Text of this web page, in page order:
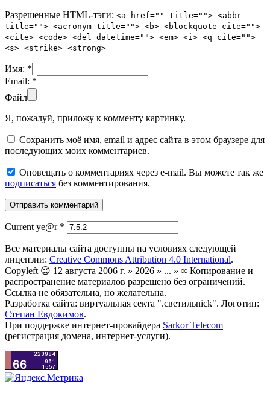
Разрешенные HTML-тэги: <a href="" title=""> <abbr
title=""> <acronym title=""> <b> <blockquote cite="">
<cite> <code> <del datetime=""> <em> <i> <q cite="">
<s> <strike> <strong>
Имя: *
Email: *
Файл
Я, пожалуй, приложу к комменту картинку.
Сохранить моё имя, email и адрес сайта в этом браузере для
последующих моих комментариев.
Оповещать о комментариях через e-mail. Вы можете так же
подписаться без комментирования.
Current ye@r *
Все материалы сайта доступны на условиях следующей
лицензии: Creative Commons Attribution 4.0 International.
Copyleft 😉 12 августа 2006 г. » 2026 » ... » ∞ Копирование и
распространение материалов разрешено без ограничений.
Ссылка не обязательна, но желательна.
Разработка сайта: виртуальная секта ".светильnick". Логотип:
Степан Евдокимов.
При поддержке интернет-провайдера Sarkor Telecom
(регистрация домена, интернет-услуги).